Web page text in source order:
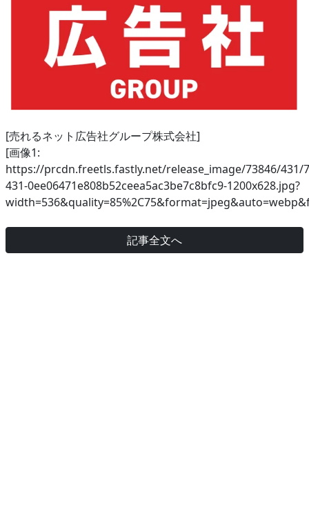
[売れるネット広告社グループ株式会社]
[画像1:
https://prcdn.freetls.fastly.net/release_image/73846/431/
431-0ee06471e808b52ceea5ac3be7c8bfc9-1200x628.jpg?
記事全文へ